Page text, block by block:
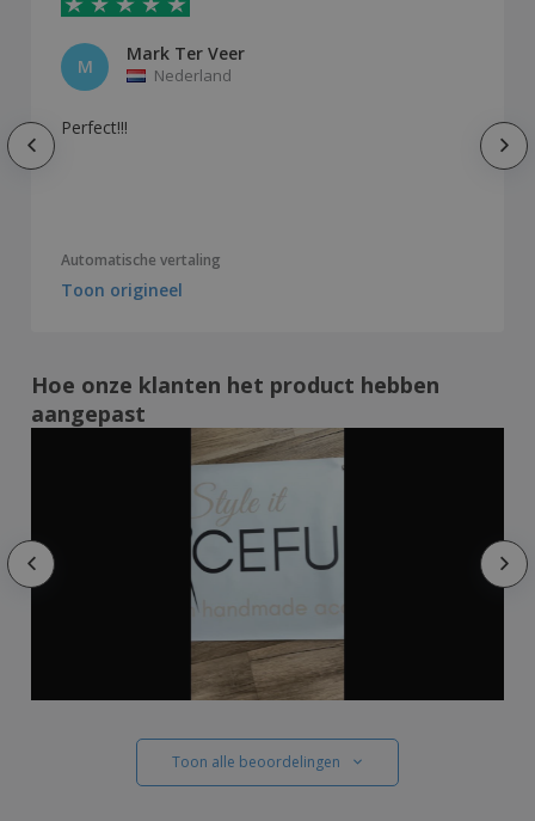
M
Mark Ter Veer
Nederland
Perfect!!!
Automatische vertaling
Toon origineel
Hoe onze klanten het product hebben
aangepast
Toon alle beoordelingen